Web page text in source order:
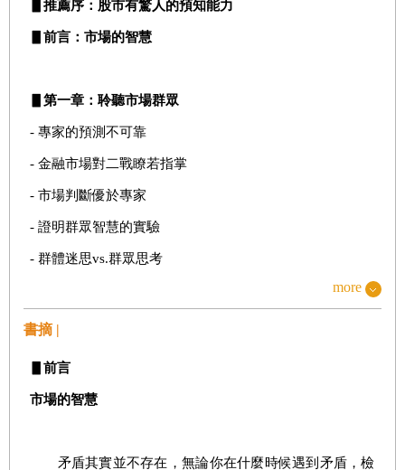
▋推薦序：股市有驚人的預知能力
▋前言：市場的智慧
▋第一章：聆聽市場群眾
- 專家的預測不可靠
- 金融市場對二戰瞭若指掌
- 市場判斷優於專家
- 證明群眾智慧的實驗
- 群體迷思vs.群眾思考
▋第二章：失序的恐怖籠罩全世界
more
書摘 |
▋前言
市場的智慧
矛盾其實並不存在，無論你在什麼時候遇到矛盾，檢